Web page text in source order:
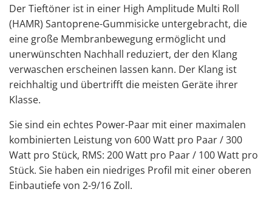
Der Tieftöner ist in einer High Amplitude Multi Roll
(HAMR) Santoprene-Gummisicke untergebracht, die
eine große Membranbewegung ermöglicht und
unerwünschten Nachhall reduziert, der den Klang
verwaschen erscheinen lassen kann. Der Klang ist
reichhaltig und übertrifft die meisten Geräte ihrer
Klasse.
Sie sind ein echtes Power-Paar mit einer maximalen
kombinierten Leistung von 600 Watt pro Paar / 300
Watt pro Stück, RMS: 200 Watt pro Paar / 100 Watt pro
Stück. Sie haben ein niedriges Profil mit einer oberen
Einbautiefe von 2-9/16 Zoll.